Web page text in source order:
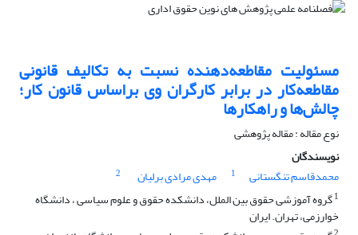
مسئولیت مقاطعه‌دهنده نسبت به تکالیف قانونی
مقاطعه‌کار در برابر کارگران وی براساس قانون کار؛
چالش‌ها و راهکارها
نوع مقاله : مقاله پژوهشی
نویسندگان
محمدقاسم تنگستانی
1 مهدی مرادی برلیان
2
1گروه آموزشی حقوق بین الملل، دانشکده حقوق و علوم سیاسی ، دانشگاه
خوارزمی، تهران. ایران